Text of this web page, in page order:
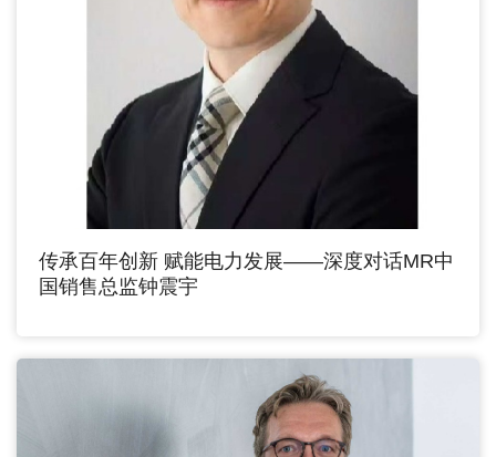
传承百年创新 赋能电力发展——深度对话MR中
国销售总监钟震宇